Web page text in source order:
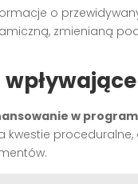
o
zmienianą
w
kwestie